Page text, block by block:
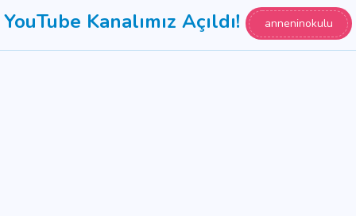
YouTube Kanalımız Açıldı! anneninokulu